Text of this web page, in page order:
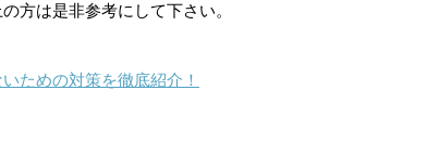
方は是非参考にして下さい。
ための対策を徹底紹介！